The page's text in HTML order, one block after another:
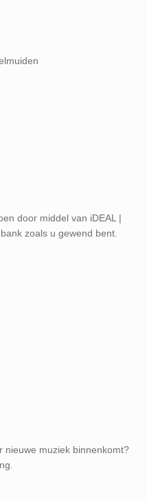
door middel van iDEAL |
zoals u gewend bent.
nieuwe muziek binnenkomt?